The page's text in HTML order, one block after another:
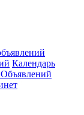
Календарь